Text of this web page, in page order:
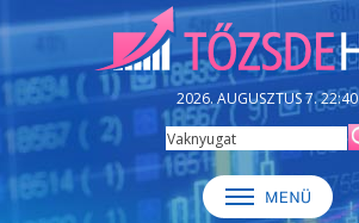
2026. AUGUSZTUS 7. 22:40